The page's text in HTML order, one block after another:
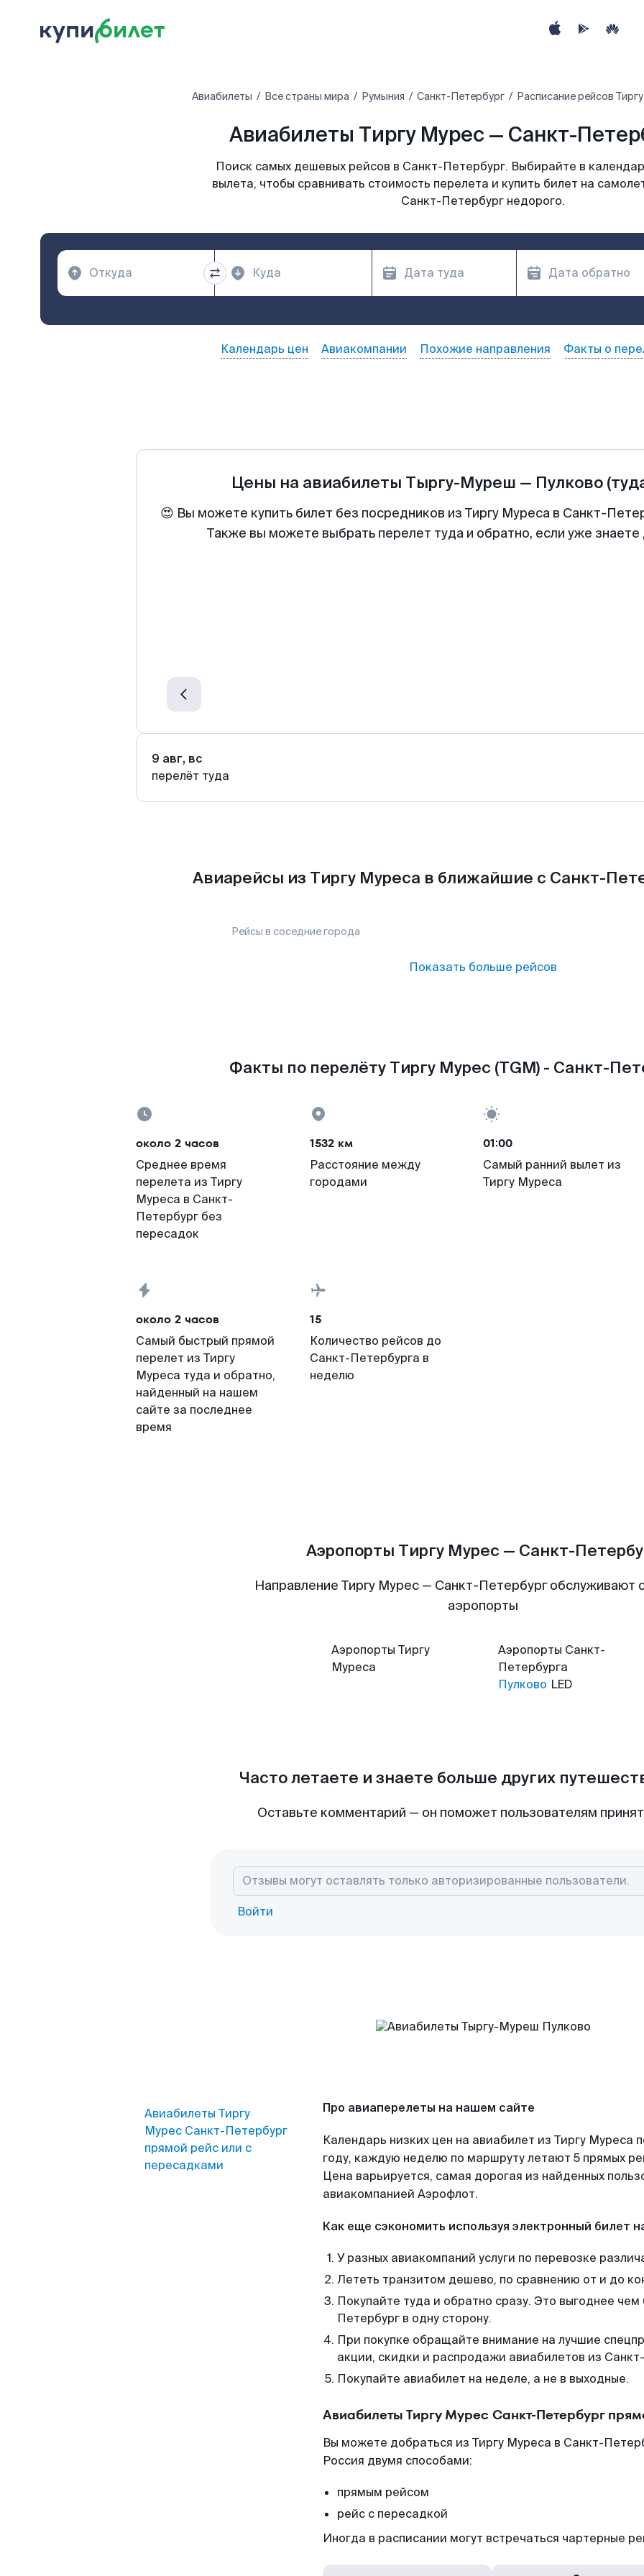
Авиабилеты Все страны мира Румыния Санкт-Петербург Расписание рейсов
Авиабилеты Тиргу Мурес — Санкт-
Поиск самых дешевых рейсов в Санкт-Петербург. Выбирайте в
вылета, чтобы сравнивать стоимость перелета и купить билет на
Санкт-Петербург недорого.
Календарь цен Авиакомпании Похожие направления Факты о
Цены на авиабилеты Тыргу-Муреш — Пулково
😍 Вы можете купить билет без посредников из Тиргу Муреса в Санкт-
Также вы можете выбрать перелет туда и обратно, если уже
9 авг, вс
перелёт туда
Авиарейсы из Тиргу Муреса в ближайшие с Санкт-
Рейсы в соседние города
Показать больше рейсов
Факты по перелёту Тиргу Мурес (TGM) - Санкт-
около 2 часов
Среднее время
перелета из Тиргу
Муреса в Санкт-
Петербург без
пересадок
1532 км
Расстояние между
городами
01:00
Самый ранний вылет из
Тиргу Муреса
около 2 часов
Самый быстрый прямой
перелет из Тиргу
Муреса туда и обратно,
найденный на нашем
сайте за последнее
время
15
Количество рейсов до
Санкт-Петербурга в
неделю
Аэропорты Тиргу Мурес — Санкт-
Направление Тиргу Мурес — Санкт-Петербург обслуживают
аэропорты
Аэропорты Тиргу
Муреса
Аэропорты Санкт-
Петербурга
Пулково LED
Часто летаете и знаете больше других
Оставьте комментарий — он поможет пользователям
Войти
Авиабилеты Тиргу
Мурес Санкт-Петербург
прямой рейс или с
пересадками
Про авиаперелеты на нашем сайте
Календарь низких цен на авиабилет из Тиргу Муреса
году, каждую неделю по маршруту летают 5 прямых
Цена варьируется, самая дорогая из найденных
авиакомпанией Аэрофлот.
Как еще сэкономить используя электронный билет
У разных авиакомпаний услуги по перевозке
Лететь транзитом дешево, по сравнению от и до
Покупайте туда и обратно сразу. Это выгоднее
Петербург в одну сторону.
При покупке обращайте внимание на лучшие
акции, скидки и распродажи авиабилетов из
Покупайте авиабилет на неделе, а не в выходные.
Авиабилеты Тиргу Мурес Санкт-Петербург
Вы можете добраться из Тиргу Муреса в Санкт-
Россия двумя способами:
прямым рейсом
рейс с пересадкой
Иногда в расписании могут встречаться чартерные